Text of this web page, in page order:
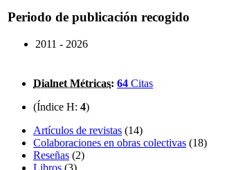
Periodo de publicación recogido
2011 - 2026
Dialnet Métricas: 64 Citas
(Índice H: 4)
Artículos de revistas (14)
Colaboraciones en obras colectivas (18)
Reseñas (2)